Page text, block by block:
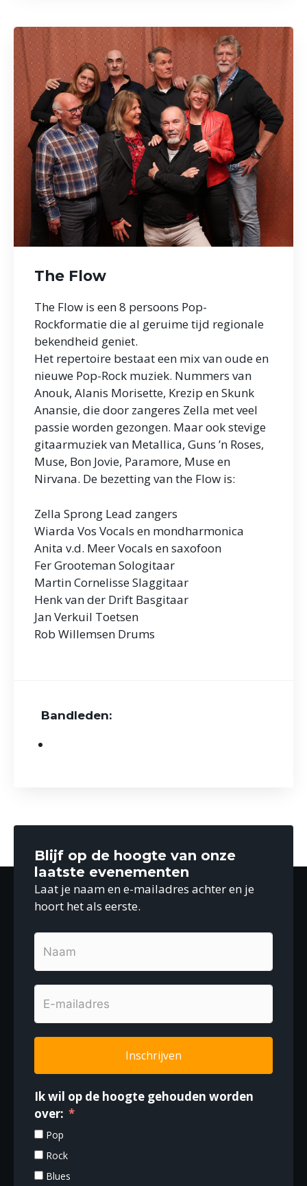
The Flow
The Flow is een 8 persoons Pop-
Rockformatie die al geruime tijd regionale
bekendheid geniet.
Het repertoire bestaat een mix van oude en
nieuwe Pop-Rock muziek. Nummers van
Anouk, Alanis Morisette, Krezip en Skunk
Anansie, die door zangeres Zella met veel
passie worden gezongen. Maar ook stevige
gitaarmuziek van Metallica, Guns ’n Roses,
Muse, Bon Jovie, Paramore, Muse en
Nirvana. De bezetting van the Flow is:
Zella Sprong Lead zangers
Wiarda Vos Vocals en mondharmonica
Anita v.d. Meer Vocals en saxofoon
Fer Grooteman Sologitaar
Martin Cornelisse Slaggitaar
Henk van der Drift Basgitaar
Jan Verkuil Toetsen
Rob Willemsen Drums
Bandleden:
Blijf op de hoogte van onze
laatste evenementen
Laat je naam en e-mailadres achter en je
hoort het als eerste.
Inschrijven
Ik wil op de hoogte gehouden worden
over:
Pop
Rock
Blues